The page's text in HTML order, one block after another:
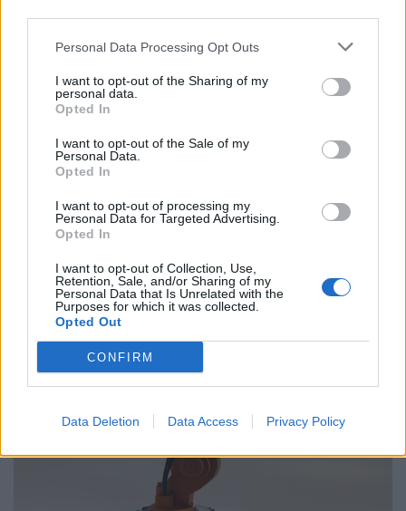
Personal Data Processing Opt Outs
I want to opt-out of the Sharing of my
personal data.
Opted In
I want to opt-out of the Sale of my
Personal Data.
Opted In
I want to opt-out of processing my
Personal Data for Targeted Advertising.
Opted In
I want to opt-out of Collection, Use,
Retention, Sale, and/or Sharing of my
Personal Data that Is Unrelated with the
Purposes for which it was collected.
Opted Out
CONFIRM
Data Deletion Data Access Privacy Policy
Ελλάδα
Παραλύει η χώρα από τη 24ωρη απεργία
ΓΣΕΕ και ΑΔΕΔΥ ενάντια στο νέο εργασιακό
νομοσχέδιο
Δημόσιοι υπάλληλοι, γιατροί, εκπαιδευτικοί, δικαστικοί
σημερινή πανελλαδική κινητοποίηση, που μπλοκάρει
μεταφορές και υπηρεσίες. Στο επίκεντρο των